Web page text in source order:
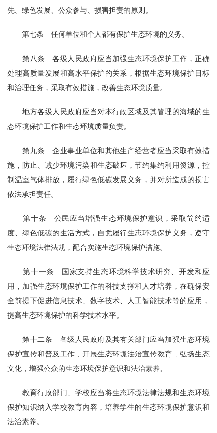
先、绿色发展、公众参与、损害担责的原则。
第七条 任何单位和个人都有保护生态环境的义务。
第八条 各级人民政府应当加强生态环境保护工作，正确
处理高质量发展和高水平保护的关系，根据生态环境保护目标
和治理任务，采取有效措施，改善生态环境质量。
地方各级人民政府应当对本行政区域及其管理的海域的生
态环境保护工作和生态环境质量负责。
第九条 企业事业单位和其他生产经营者应当采取有效措
施，防止、减少环境污染和生态破坏，节约集约利用资源，控
制温室气体排放，履行绿色低碳发展义务，并对所造成的损害
依法承担责任。
第十条 公民应当增强生态环境保护意识，采取简约适
度、绿色低碳的生活方式，自觉履行生态环境保护义务，遵守
生态环境法律法规，配合实施生态环境保护措施。
第十一条 国家支持生态环境科学技术研究、开发和应
用，加强生态环境保护工作的科技支撑和人才培养，在确保安
全前提下促进信息技术、数字技术、人工智能技术等的应用，
提高生态环境保护的科学技术水平。
第十二条 各级人民政府及其有关部门应当加强生态环境
保护宣传和普及工作，开展生态环境法治宣传教育，弘扬生态
文化，增强公众的生态环境保护意识和法治素养。
教育行政部门、学校应当将生态环境法律法规和生态环境
保护知识纳入学校教育内容，培养学生的生态环境保护意识和
法治素养。